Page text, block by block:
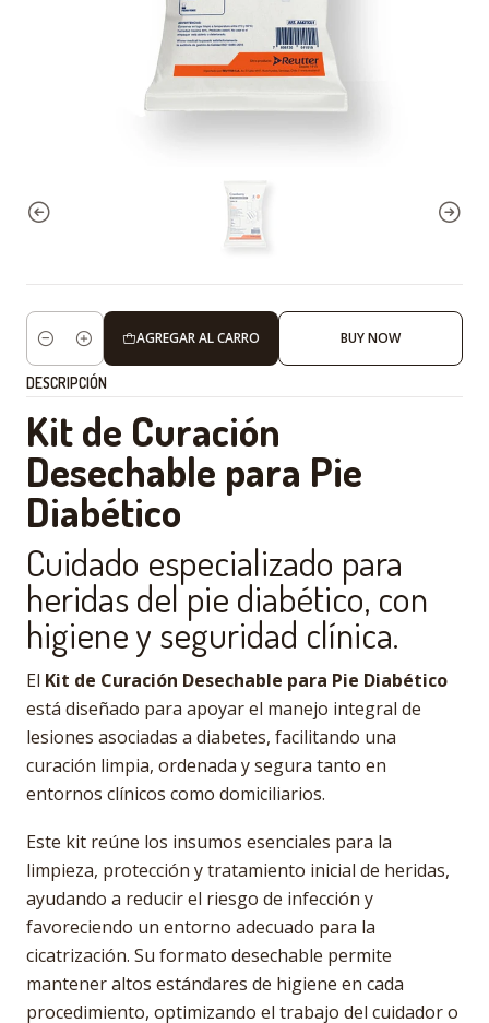
Cantidad
AGREGAR AL CARRO BUY NOW
DESCRIPCIÓN
Kit de Curación
Desechable para Pie
Diabético
Cuidado especializado para
heridas del pie diabético, con
higiene y seguridad clínica.
El Kit de Curación Desechable para Pie Diabético
está diseñado para apoyar el manejo integral de
lesiones asociadas a diabetes, facilitando una
curación limpia, ordenada y segura tanto en
entornos clínicos como domiciliarios.
Este kit reúne los insumos esenciales para la
limpieza, protección y tratamiento inicial de heridas,
ayudando a reducir el riesgo de infección y
favoreciendo un entorno adecuado para la
cicatrización. Su formato desechable permite
mantener altos estándares de higiene en cada
procedimiento, optimizando el trabajo del cuidador o